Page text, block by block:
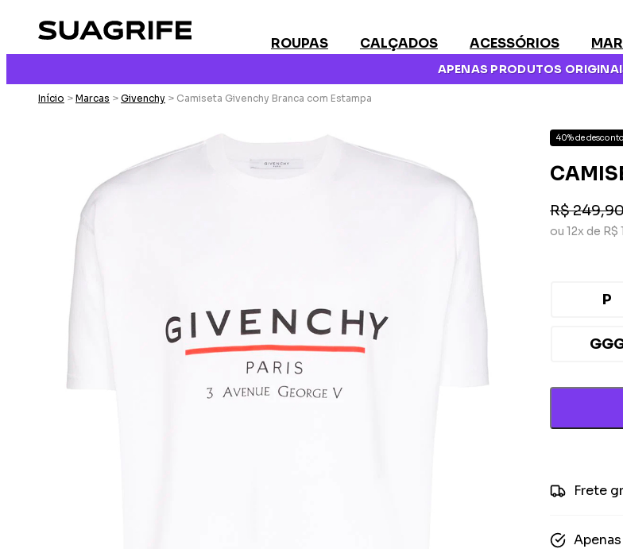
ROUPAS CALÇADOS ACESSÓRIOS
APENAS PRODUTOS
Início > Marcas > Givenchy > Camiseta Givenchy Branca com Estampa
40% de desconto
R$
ou 12x de
P
Frete